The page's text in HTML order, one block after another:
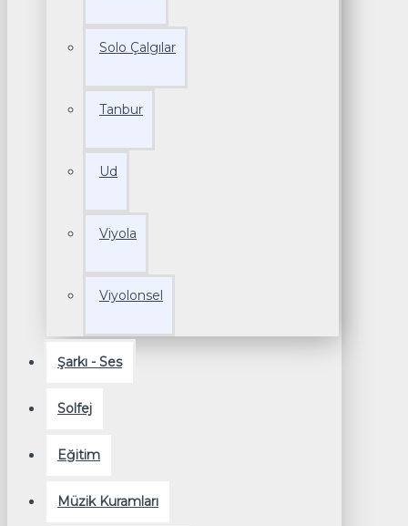
Solo Çalgılar
Tanbur
Ud
Viyola
Viyolonsel
Şarkı - Ses
Solfej
Eğitim
Müzik Kuramları